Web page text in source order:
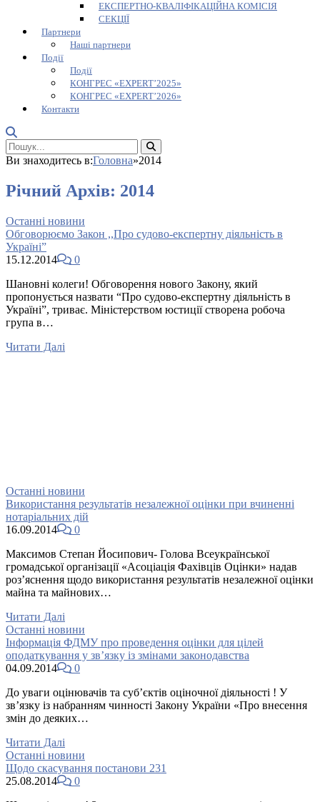
ЕКСПЕРТНО-КВАЛІФІКАЦІЙНА КОМІСІЯ
СЕКЦІЇ
Партнери
Наші партнери
Події
Події
КОНГРЕС «EXPERT’2025»
КОНГРЕС «EXPERT’2026»
Контакти
Ви знаходитесь в:Головна»2014
Річний Архів: 2014
Останні новини
Обговорюємо Закон ,,Про судово-експертну діяльність в
Україні”
15.12.2014
0
Шановні колеги! Обговорення нового Закону, який
пропонується назвати “Про судово-експертну діяльність в
Україні”, триває. Міністерством юстиції створена робоча
група в…
Читати Далі
Останні новини
Використання результатів незалежної оцінки при вчиненні
нотаріальних дій
16.09.2014
0
Максимов Степан Йосипович- Голова Всеукраїнської
громадської організації «Асоціація Фахівців Оцінки» надав
роз’яснення щодо використання результатів незалежної оцінки
майна та майнових…
Читати Далі
Останні новини
Інформація ФДМУ про проведення оцінки для цілей
оподаткування у зв’язку із змінами законодавства
04.09.2014
0
До уваги оцінювачів та суб’єктів оціночної діяльності ! У
зв’язку із набранням чинності Закону України «Про внесення
змін до деяких…
Читати Далі
Останні новини
Щодо скасування постанови 231
25.08.2014
0